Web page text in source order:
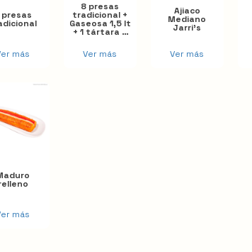
presas
más
8 presas
tradicional +
Gaseosa 1,5 lt
+ 1 tártara 4
Ver más
Ajiaco
Mediano
Jarri's
Ver más
más